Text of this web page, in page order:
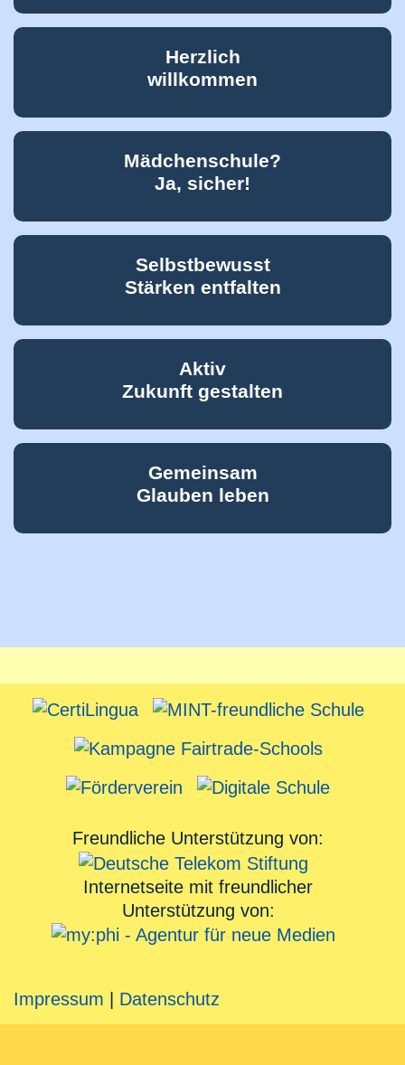
Herzlich
willkommen
Mädchenschule?
Ja, sicher!
Selbstbewusst
Stärken entfalten
Aktiv
Zukunft gestalten
Gemeinsam
Glauben leben
Freundliche Unterstützung von:
Internetseite mit freundlicher
Unterstützung von:
Impressum Datenschutz